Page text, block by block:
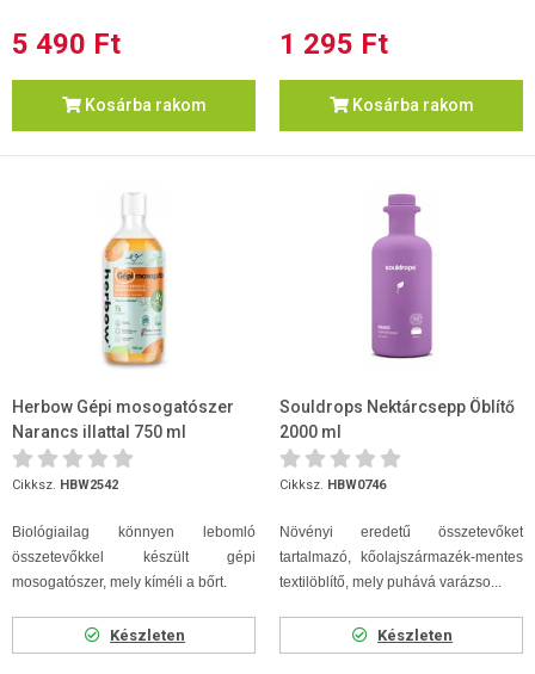
5 490 Ft
Kosárba rakom
1 295 Ft
Kosárba rakom
Herbow Gépi mosogatószer
Narancs illattal 750 ml
Cikksz. HBW2542
Biológiailag könnyen lebomló
összetevőkkel készült gépi
mosogatószer, mely kíméli a bőrt.
Készleten
Souldrops Nektárcsepp Öblítő
2000 ml
Cikksz. HBW0746
Növényi eredetű összetevőket
tartalmazó, kőolajszármazék-mentes
textilöblítő, mely puhává varázso...
Készleten